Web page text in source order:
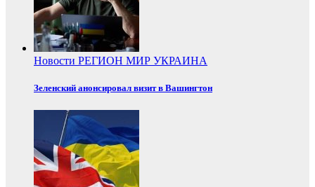
Новости РЕГИОН МИР УКРАИНА
Зеленский анонсировал визит в Вашингтон